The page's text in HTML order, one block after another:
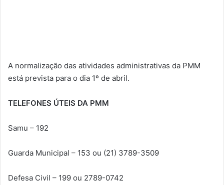
A normalização das atividades administrativas da PMM
está prevista para o dia 1º de abril.
TELEFONES ÚTEIS DA PMM
Samu – 192
Guarda Municipal – 153 ou (21) 3789-3509
Defesa Civil – 199 ou 2789-0742